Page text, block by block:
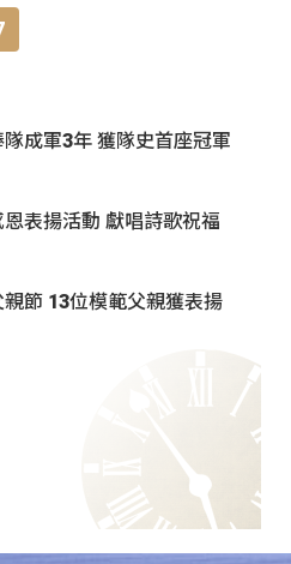
成軍3年 獲隊史首座冠軍
表揚活動 獻唱詩歌祝福
節 13位模範父親獲表揚